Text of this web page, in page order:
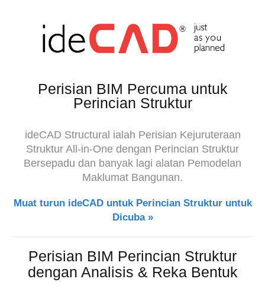
Perisian BIM Percuma untuk
Perincian Struktur
ideCAD Structural ialah Perisian Kejuruteraan
Struktur All-in-One dengan Perincian Struktur
Bersepadu dan banyak lagi alatan Pemodelan
Maklumat Bangunan.
Muat turun ideCAD untuk Perincian Struktur untuk
Dicuba »
Perisian BIM Perincian Struktur
dengan Analisis & Reka Bentuk